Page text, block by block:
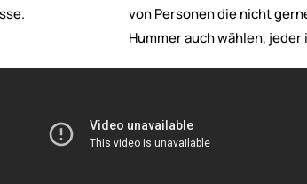
von Personen die nicht
Hummer auch wählen,